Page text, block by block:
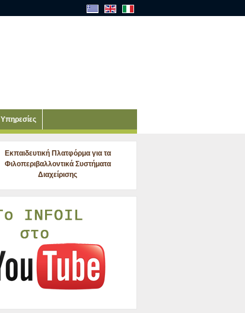
Υπηρεσίες
Εκπαιδευτική Πλατφόρμα για τα
Φιλοπεριβαλλοντικά Συστήματα
Διαχείρισης